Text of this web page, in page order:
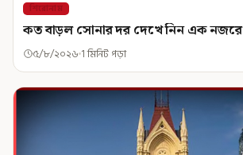
শিরোনাম
কত বাড়ল সোনার দর দেখে নিন এক নজরে
৫/৮/২০২৬ 1 মিনিট পড়া